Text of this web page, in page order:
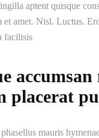
aptent quisque
et amet. Nisl. Luctus.
facilisis
accumsan
placerat
mauris